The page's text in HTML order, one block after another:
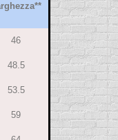
46
48.5
53.5
59